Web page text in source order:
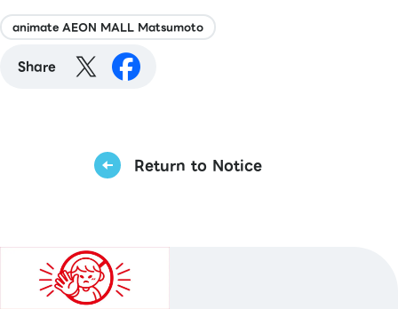
animate AEON MALL Matsumoto
Share
Return to Notice